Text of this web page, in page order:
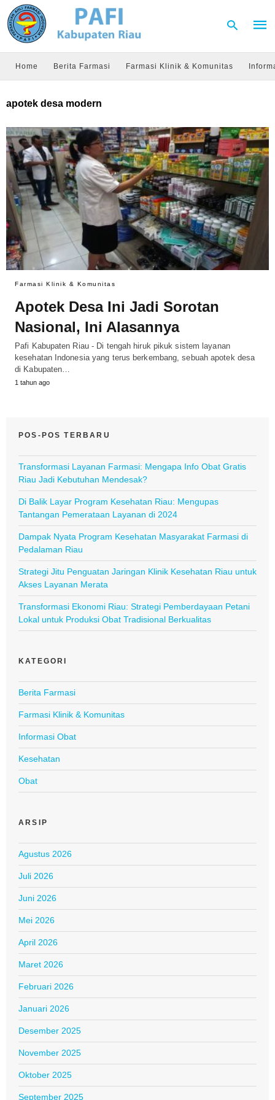
and
hit
Home Berita Farmasi Farmasi Klinik & Komunitas
apotek desa modern
Farmasi Klinik & Komunitas
Apotek Desa Ini Jadi Sorotan
Nasional, Ini Alasannya
Pafi Kabupaten Riau - Di tengah hiruk pikuk sistem layanan
kesehatan Indonesia yang terus berkembang, sebuah apotek desa
di Kabupaten…
1 tahun ago
POS-POS TERBARU
Transformasi Layanan Farmasi: Mengapa Info Obat Gratis
Riau Jadi Kebutuhan Mendesak?
Di Balik Layar Program Kesehatan Riau: Mengupas
Tantangan Pemerataan Layanan di 2024
Dampak Nyata Program Kesehatan Masyarakat Farmasi di
Pedalaman Riau
Strategi Jitu Penguatan Jaringan Klinik Kesehatan Riau untuk
Akses Layanan Merata
Transformasi Ekonomi Riau: Strategi Pemberdayaan Petani
Lokal untuk Produksi Obat Tradisional Berkualitas
KATEGORI
Berita Farmasi
Farmasi Klinik & Komunitas
Informasi Obat
Kesehatan
Obat
ARSIP
Agustus 2026
Juli 2026
Juni 2026
Mei 2026
April 2026
Maret 2026
Februari 2026
Januari 2026
Desember 2025
November 2025
Oktober 2025
September 2025